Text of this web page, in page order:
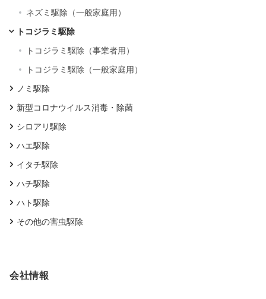
ネズミ駆除（一般家庭用）
トコジラミ駆除
トコジラミ駆除（事業者用）
トコジラミ駆除（一般家庭用）
ノミ駆除
新型コロナウイルス消毒・除菌
シロアリ駆除
ハエ駆除
イタチ駆除
ハチ駆除
ハト駆除
その他の害虫駆除
会社情報